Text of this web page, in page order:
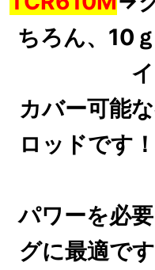
ちろん、10
カバー可能
ロッドです！
パワーを必
グに最適で